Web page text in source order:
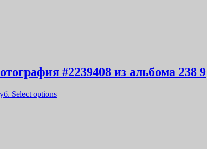
#2239408 из альбома 238 9
Select options